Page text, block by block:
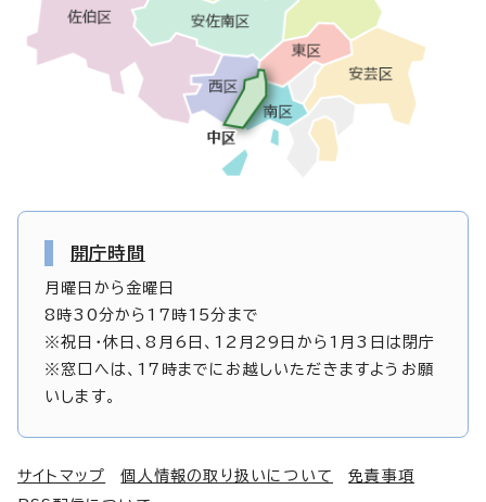
開庁時間
月曜日から金曜日
8時30分から17時15分まで
※祝日・休日、8月6日、12月29日から1月3日は閉庁
※窓口へは、17時までにお越しいただきますようお願
いします。
サイトマップ 個人情報の取り扱いについて
免責事項